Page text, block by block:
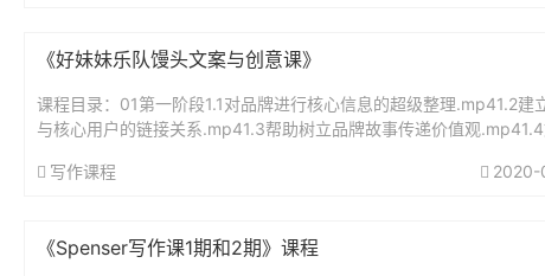
《好妹妹乐队馒头文案与创意课》
课程目录：01第一阶段1.1对品牌进行核心信息的超级整理.mp41.2建
与核心用户的链接关系.mp41.3帮助树立品牌故事传递价值观.mp41.4
写作课程
2020-
《Spenser写作课1期和2期》课程